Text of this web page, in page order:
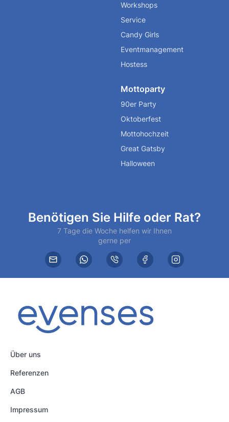
Workshops
Service
Candy Girls
Eventmanagement
Hostess
Mottoparty
90er Party
Oktoberfest
Mottohochzeit
Great Gatsby
Halloween
Benötigen Sie Hilfe oder Rat?
7 Tage die Woche helfen wir Ihnen
gerne per
Über uns
Referenzen
AGB
Impressum